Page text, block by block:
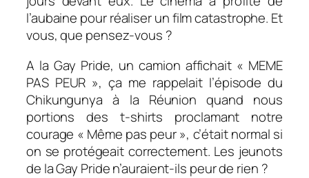
l’aubaine pour réaliser un film catastrophe. Et
vous, que pensez-vous ?
A la Gay Pride, un camion affichait « MEME
PAS PEUR », ça me rappelait l’épisode du
Chikungunya à la Réunion quand nous
portions des t-shirts proclamant notre
courage « Même pas peur », c’était normal si
on se protégeait correctement. Les jeunots
de la Gay Pride n’auraient-ils peur de rien ?